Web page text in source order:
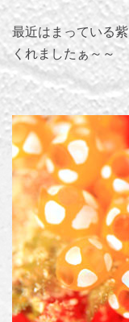
最近はまっている
くれましたぁ～～